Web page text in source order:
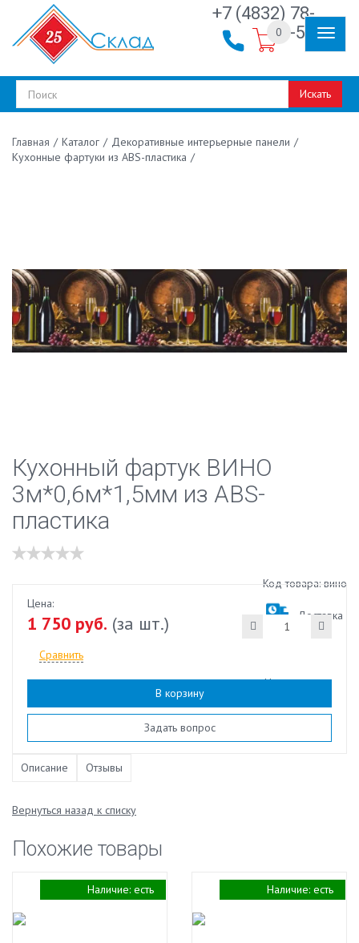
+7 (4832) 78-
30-50
Искать
0
Главная / Каталог / Декоративные интерьерные панели /
Кухонные фартуки из ABS-пластика /
Кухонный фартук ВИНО
3м*0,6м*1,5мм из ABS-
пластика
Наличие:есть
Код товара: вино
Доставка
Цена:
1 750 руб. (за шт.)
Сравнить
В корзину
Задать вопрос
Описание Отзывы
Вернуться назад к списку
Похожие товары
Наличие: есть Наличие: есть